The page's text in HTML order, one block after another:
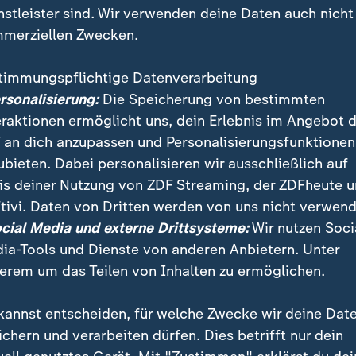
scheint immer wahrscheinlicher: Die Brexit-
Mittwoch wurden ohne Ergebnis beendet. Es gab
Irland.
sind. Wir verwenden deine Daten auch nicht
Zwecken.
Datenverarbeitung
Die Speicherung von bestimmten
ermöglicht uns, dein Erlebnis im Angebot
an dich anzupassen und Personalisierungsfunktionen
Dabei personalisieren wir ausschließlich auf
deiner Nutzung von ZDF Streaming, der ZDFheute
Daten von Dritten werden von uns nicht
Media und externe Drittsysteme:Wir nutzen
Tools und Dienste von anderen Anbietern. Unter
um das Teilen von Inhalten zu ermöglichen.
entscheiden, für welche Zwecke wir deine
und verarbeiten dürfen. Dies betrifft nur dein